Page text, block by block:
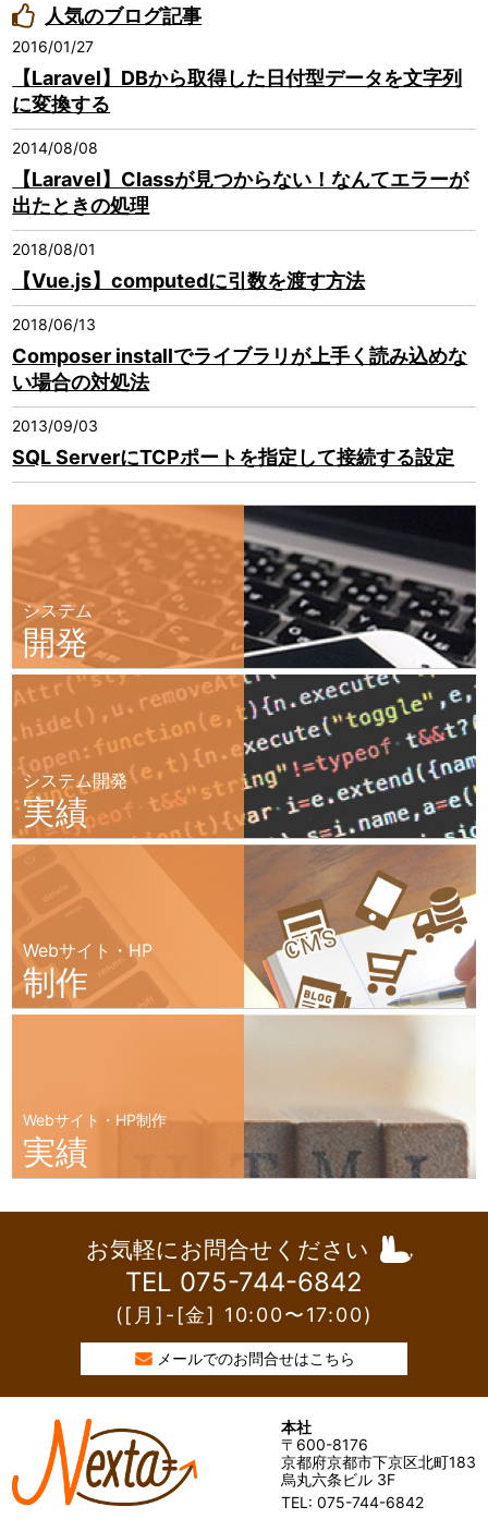
人気のブログ記事
2016/01/27
【Laravel】DBから取得した日付型データを文字列
に変換する
2014/08/08
【Laravel】Classが見つからない！なんてエラーが
出たときの処理
2018/08/01
【Vue.js】computedに引数を渡す方法
2018/06/13
Composer installでライブラリが上手く読み込めな
い場合の対処法
2013/09/03
SQL ServerにTCPポートを指定して接続する設定
システム
開発
システム開発
実績
Webサイト・HP
制作
Webサイト・HP制作
実績
お気軽にお問合せください
TEL 075-744-6842
([月]-[金] 10:00〜17:00)
メールでのお問合せはこちら
本社
〒600-8176
京都府京都市下京区北町183
烏丸六条ビル 3F
TEL: 075-744-6842